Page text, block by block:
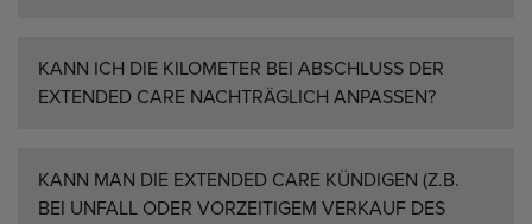
KANN ICH DIE KILOMETER BEI ABSCHLUSS DER
EXTENDED CARE NACHTRÄGLICH ANPASSEN?
KANN MAN DIE EXTENDED CARE KÜNDIGEN (Z.B.
BEI UNFALL ODER VORZEITIGEM VERKAUF DES